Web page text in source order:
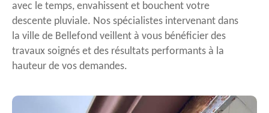
avec le temps, envahissent et bouchent votre
descente pluviale. Nos spécialistes intervenant dans
la ville de Bellefond veillent à vous bénéficier des
travaux soignés et des résultats performants à la
hauteur de vos demandes.